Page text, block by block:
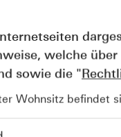
welche über
sowie die "
Wohnsitz befindet